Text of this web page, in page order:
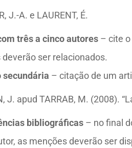
J.-A. e LAURENT, É.
três a cinco autores – cite
deverão ser relacionados.
secundária – citação de um
J. apud TARRAB, M. (2008).
bibliográficas – no final
as menções deverão ser